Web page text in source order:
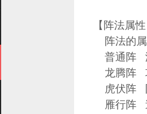
【阵法属
阵法的属
普通阵
龙腾阵
虎伏阵
雁行阵